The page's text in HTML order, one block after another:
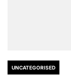
UNCATEGORISED